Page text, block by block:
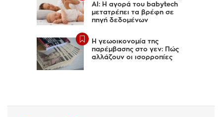
AI: Η αγορά του babytech
μετατρέπει τα βρέφη σε
πηγή δεδομένων
Η γεωοικονομία της
παρέμβασης στο γεν: Πώς
αλλάζουν οι ισορροπίες